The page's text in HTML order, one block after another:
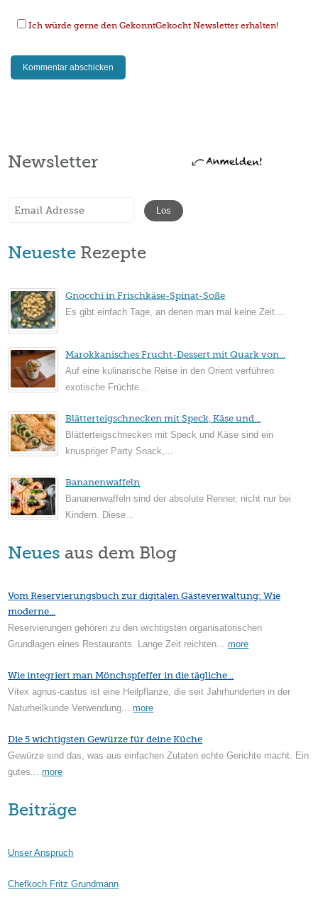
Ich würde gerne den GekonntGekocht Newsletter erhalten!
Newsletter
Neueste Rezepte
Gnocchi in Frischkäse-Spinat-Soße
Es gibt einfach Tage, an denen man mal keine Zeit...
Marokkanisches Frucht-Dessert mit Quark von...
Auf eine kulinarische Reise in den Orient verführen
exotische Früchte...
Blätterteigschnecken mit Speck, Käse und...
Blätterteigschnecken mit Speck und Käse sind ein
knuspriger Party Snack,...
Bananenwaffeln
Bananenwaffeln sind der absolute Renner, nicht nur bei
Kindern. Diese...
Neues aus dem Blog
Vom Reservierungsbuch zur digitalen Gästeverwaltung: Wie
moderne...
Reservierungen gehören zu den wichtigsten organisatorischen
Grundlagen eines Restaurants. Lange Zeit reichten...more
Wie integriert man Mönchspfeffer in die tägliche...
Vitex agnus-castus ist eine Heilpflanze, die seit Jahrhunderten in der
Naturheilkunde Verwendung...more
Die 5 wichtigsten Gewürze für deine Küche
Gewürze sind das, was aus einfachen Zutaten echte Gerichte macht. Ein
gutes...more
Beiträge
Unser Anspruch
Chefkoch Fritz Grundmann